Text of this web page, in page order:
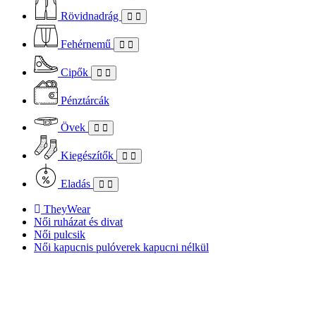
Rövidnadrág
Fehérnemű
Cipők
Pénztárcák
Övek
Kiegészítők
Eladás
TheyWear
Női ruházat és divat
Női pulcsik
Női kapucnis pulóverek kapucni nélkül